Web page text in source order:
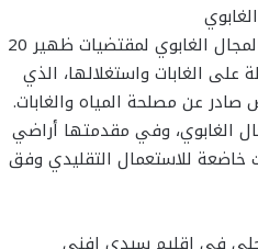
خضعت المراعي الكائنة داخل المجال الغابوي لمقتضيات ظهير 20
على الغابات واستغلالها، الذي
عن مصلحة المياه والغابات.
الغابوي، وفي مقدمتها أراضي
خاضعة للاستعمال التقليدي وفق